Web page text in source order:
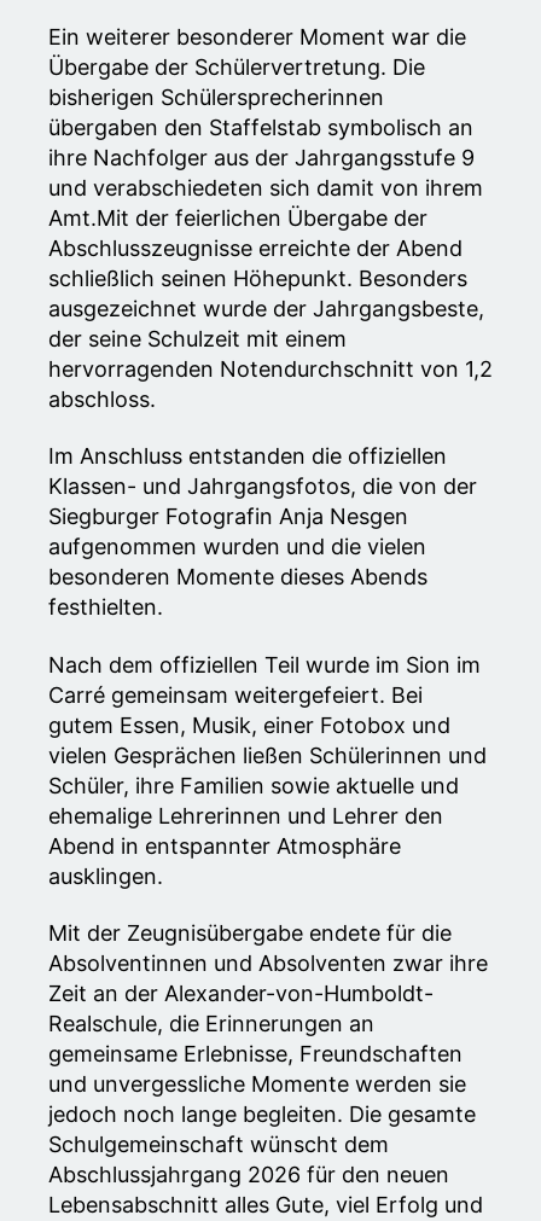
Ein weiterer besonderer Moment war die
Übergabe der Schülervertretung. Die
bisherigen Schülersprecherinnen
übergaben den Staffelstab symbolisch an
ihre Nachfolger aus der Jahrgangsstufe 9
und verabschiedeten sich damit von ihrem
Amt.Mit der feierlichen Übergabe der
Abschlusszeugnisse erreichte der Abend
schließlich seinen Höhepunkt. Besonders
ausgezeichnet wurde der Jahrgangsbeste,
der seine Schulzeit mit einem
hervorragenden Notendurchschnitt von 1,2
abschloss.
Im Anschluss entstanden die offiziellen
Klassen- und Jahrgangsfotos, die von der
Siegburger Fotografin Anja Nesgen
aufgenommen wurden und die vielen
besonderen Momente dieses Abends
festhielten.
Nach dem offiziellen Teil wurde im Sion im
Carré gemeinsam weitergefeiert. Bei
gutem Essen, Musik, einer Fotobox und
vielen Gesprächen ließen Schülerinnen und
Schüler, ihre Familien sowie aktuelle und
ehemalige Lehrerinnen und Lehrer den
Abend in entspannter Atmosphäre
ausklingen.
Mit der Zeugnisübergabe endete für die
Absolventinnen und Absolventen zwar ihre
Zeit an der Alexander-von-Humboldt-
Realschule, die Erinnerungen an
gemeinsame Erlebnisse, Freundschaften
und unvergessliche Momente werden sie
jedoch noch lange begleiten. Die gesamte
Schulgemeinschaft wünscht dem
Abschlussjahrgang 2026 für den neuen
Lebensabschnitt alles Gute, viel Erfolg und